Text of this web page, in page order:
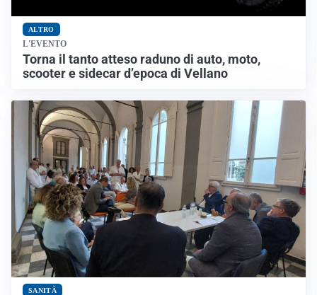
ALTRO
L'EVENTO
Torna il tanto atteso raduno di auto, moto,
scooter e sidecar d’epoca di Vellano
SANITÀ